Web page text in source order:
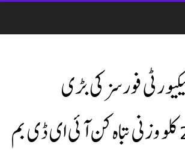
فورسز کی بڑی
کارروائی، 20 کلو وزنی تباہ کن آئی ای ڈی بم